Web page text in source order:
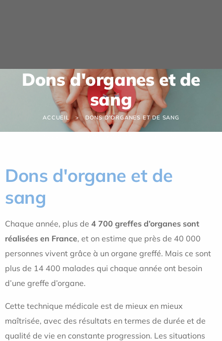
Dons d'organes et de
sang
ACCUEIL DONS D'ORGANES ET DE SANG
Dons d'organe et de
sang
Chaque année, plus de 4 700 greffes d’organes sont
réalisées en France, et on estime que près de 40 000
personnes vivent grâce à un organe greffé. Mais ce sont
plus de 14 400 malades qui chaque année ont besoin
d’une greffe d’organe.
Cette technique médicale est de mieux en mieux
maîtrisée, avec des résultats en termes de durée et de
qualité de vie en constante progression. Les situations